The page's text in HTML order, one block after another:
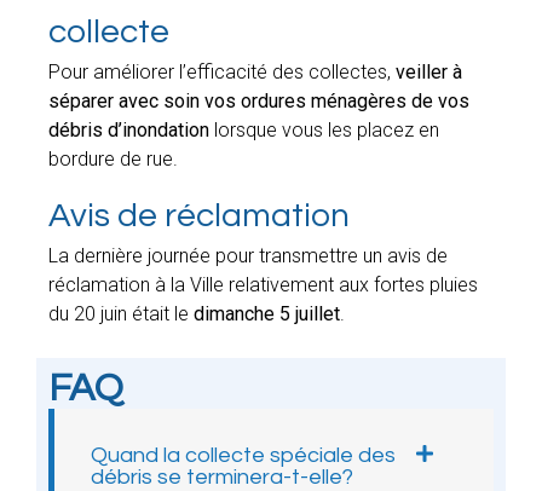
collecte
Pour améliorer l’efficacité des collectes, veiller à
séparer avec soin vos ordures ménagères de vos
débris d’inondation lorsque vous les placez en
bordure de rue.
Avis de réclamation
La dernière journée pour transmettre un avis de
réclamation à la Ville relativement aux fortes pluies
du 20 juin était le dimanche 5 juillet.
FAQ
Quand la collecte spéciale des
débris se terminera-t-elle?